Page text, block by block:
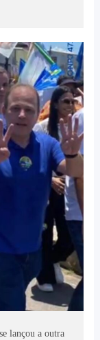
lançou a outra